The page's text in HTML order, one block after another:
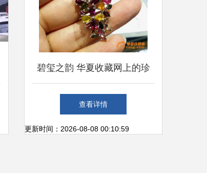
碧玺之韵 华夏收藏网上的珍
宝吊坠赏析与交易指南
查看详情
更新时间：2026-08-08 00:10:59